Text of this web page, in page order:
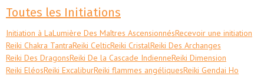
Toutes les Initiations
Initiation à LaLumière Des Maîtres AscensionnésRecevoir une initiation
Reiki Chakra TantraReiki CelticReiki CristalReiki Des Archanges
Reiki Des DragonsReiki De la Cascade IndienneReiki Dimension
Reiki EléosReiki ExcaliburReiki flammes angéliquesReiki Gendai Ho